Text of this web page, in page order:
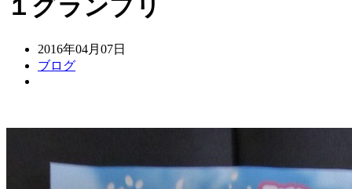
１グランプリ
2016年04月07日
ブログ